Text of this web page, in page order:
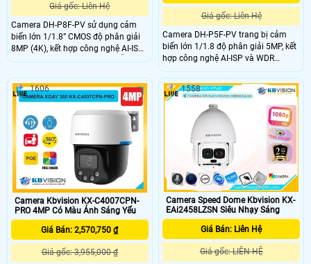
Giá gốc: Liên Hệ
Camera DH-P8F-PV sử dụng cảm
biến lớn 1/1.8” CMOS độ phân giải
8MP (4K), kết hợp công nghệ AI-ISP
cho hình ảnh rõ nét cả ngày lẫn
dõi đối tượng (Auto Tracking), phát
hiện người và phương tiện, cùng
cảnh báo bằng còi hú và đèn chớp
khi phát hiện xâm nhập.
Giá gốc: Liên Hệ
Camera DH-P5F-PV trang bị cảm
biến lớn 1/1.8 độ phân giải 5MP, kết
hợp công nghệ AI-ISP và WDR
120dB cho hình ảnh rõ nét cả ngày
lẫn đêm, kể cả trong điều kiện ngược
sáng. Tầm xa ánh sáng ấm đến
30m cho phép thu hình màu ban
đêm. Chức năng thông minh như
phát hiện người, phương tiện, Auto
Tracking
Camera Kbvision KX-C4007CPN-
PRO 4MP Có Màu Ánh Sáng Yếu
Giá Bán: 2,570,750 ₫
Giá gốc: 3,955,000 ₫
1606
Camera Speed Dome Kbvision KX-
EAi2458LZSN Siêu Nhạy Sáng
Giá Bán: Liên Hệ
Giá gốc: LIÊN HỆ
1558